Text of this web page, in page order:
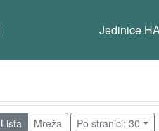
Jedinice
Lista Mreža Po stranici: 30